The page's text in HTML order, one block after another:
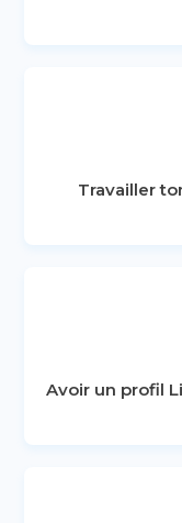
Travailler
Avoir un profil